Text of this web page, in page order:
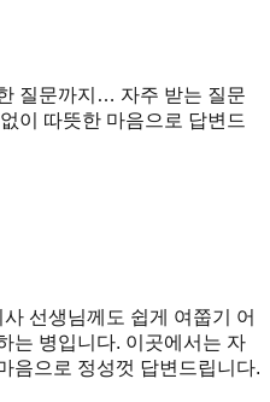
질문까지… 자주 받는 질문
이 따뜻한 마음으로 답변드
선생님께도 쉽게 여쭙기 어
는 병입니다. 이곳에서는 자
음으로 정성껏 답변드립니다.